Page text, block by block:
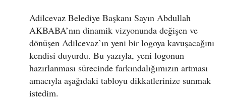
Adilcevaz Belediye Başkanı Sayın Abdullah
AKBABA’nın dinamik vizyonunda değişen ve
dönüşen Adilcevaz’ın yeni bir logoya kavuşacağını
kendisi duyurdu. Bu yazıyla, yeni logonun
hazırlanması sürecinde farkındalığımızın artması
amacıyla aşağıdaki tabloyu dikkatlerinize sunmak
istedim.